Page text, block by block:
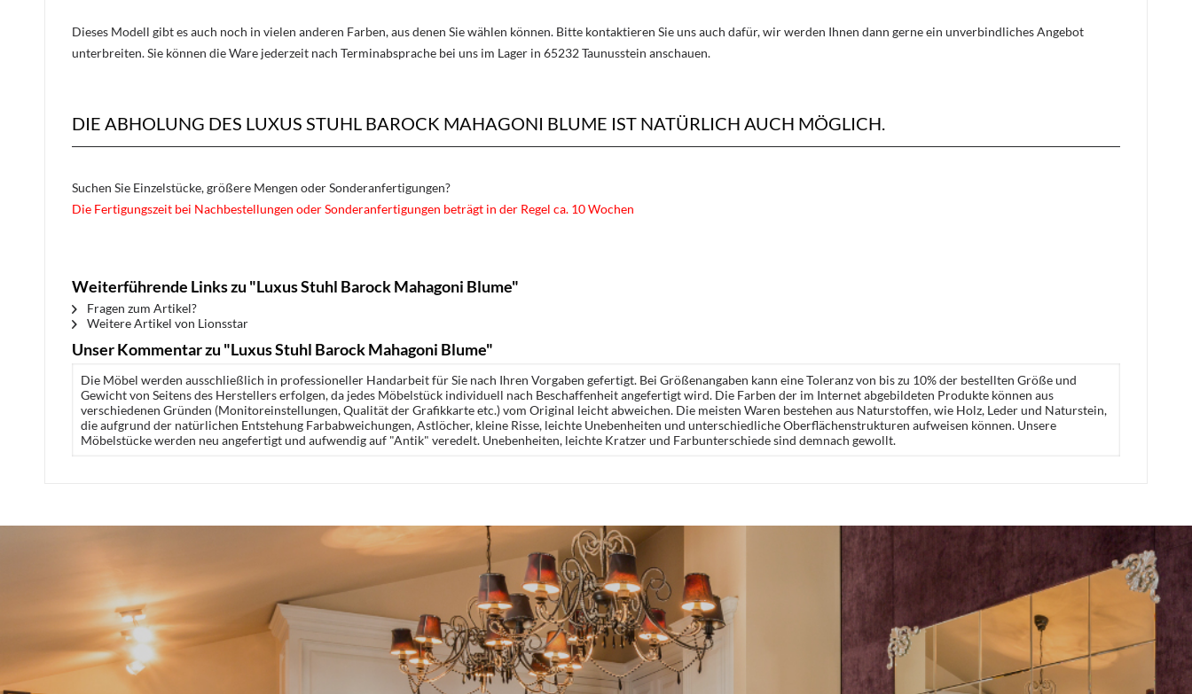
Dieses Modell gibt es auch noch in vielen anderen Farben, aus denen Sie wählen können. Bitte kontaktieren Sie uns auch dafür, wir werden Ihnen dann gerne ein unverbindliches Angebot
unterbreiten. Sie können die Ware jederzeit nach Terminabsprache bei uns im Lager in 65232 Taunusstein anschauen.
DIE ABHOLUNG DES LUXUS STUHL BAROCK MAHAGONI BLUME IST NATÜRLICH AUCH MÖGLICH.
Suchen Sie Einzelstücke, größere Mengen oder Sonderanfertigungen?
Die Fertigungszeit bei Nachbestellungen oder Sonderanfertigungen beträgt in der Regel ca. 10 Wochen
Weiterführende Links zu "Luxus Stuhl Barock Mahagoni Blume"
Fragen zum Artikel?
Weitere Artikel von Lionsstar
Unser Kommentar zu "Luxus Stuhl Barock Mahagoni Blume"
Die Möbel werden ausschließlich in professioneller Handarbeit für Sie nach Ihren Vorgaben gefertigt. Bei Größenangaben kann eine Toleranz von bis zu 10% der bestellten Größe und
Gewicht von Seitens des Herstellers erfolgen, da jedes Möbelstück individuell nach Beschaffenheit angefertigt wird. Die Farben der im Internet abgebildeten Produkte können aus
verschiedenen Gründen (Monitoreinstellungen, Qualität der Grafikkarte etc.) vom Original leicht abweichen. Die meisten Waren bestehen aus Naturstoffen, wie Holz, Leder und Naturstein,
die aufgrund der natürlichen Entstehung Farbabweichungen, Astlöcher, kleine Risse, leichte Unebenheiten und unterschiedliche Oberflächenstrukturen aufweisen können. Unsere
Möbelstücke werden neu angefertigt und aufwendig auf "Antik" veredelt. Unebenheiten, leichte Kratzer und Farbunterschiede sind demnach gewollt.